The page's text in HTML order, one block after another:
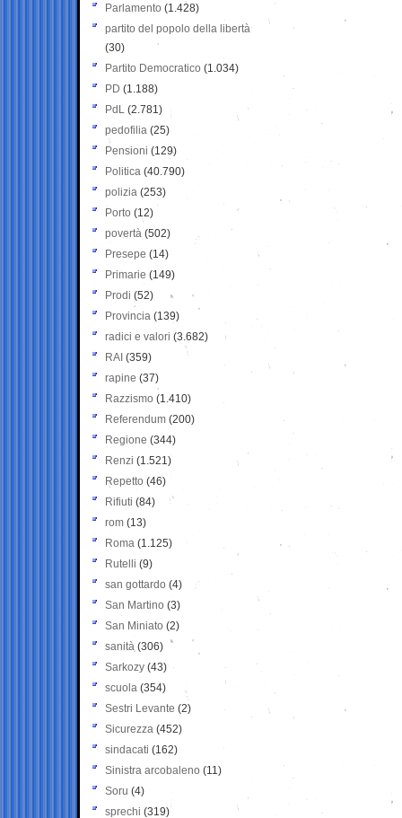
Parlamento (1.428)
partito del popolo della libertà
(30)
Partito Democratico (1.034)
PD (1.188)
PdL (2.781)
pedofilia (25)
Pensioni (129)
Politica (40.790)
polizia (253)
Porto (12)
povertà (502)
Presepe (14)
Primarie (149)
Prodi (52)
Provincia (139)
radici e valori (3.682)
RAI (359)
rapine (37)
Razzismo (1.410)
Referendum (200)
Regione (344)
Renzi (1.521)
Repetto (46)
Rifiuti (84)
rom (13)
Roma (1.125)
Rutelli (9)
san gottardo (4)
San Martino (3)
San Miniato (2)
sanità (306)
Sarkozy (43)
scuola (354)
Sestri Levante (2)
Sicurezza (452)
sindacati (162)
Sinistra arcobaleno (11)
Soru (4)
sprechi (319)